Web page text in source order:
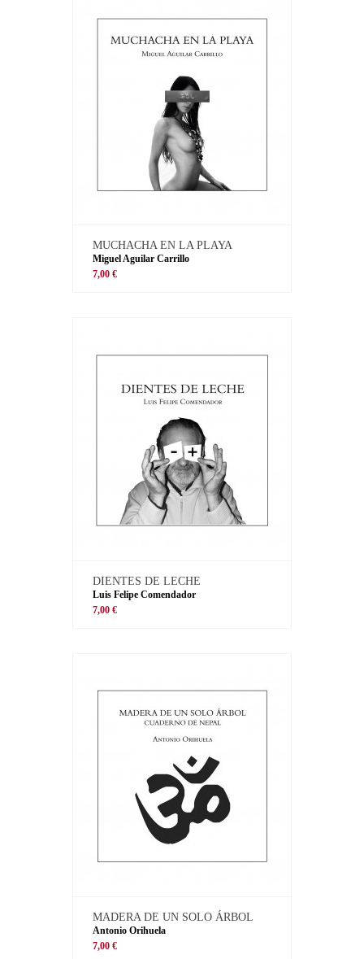
MUCHACHA EN LA PLAYA
Miguel Aguilar Carrillo
7,00 €
DIENTES DE LECHE
Luis Felipe Comendador
7,00 €
MADERA DE UN SOLO ÁRBOL
Antonio Orihuela
7,00 €